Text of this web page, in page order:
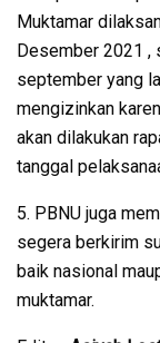
Muktamar
Desember 2021 ,
september yang
mengizinkan
akan dilakukan
tanggal
5. PBNU juga
segera berkirim
baik nasional
muktamar.